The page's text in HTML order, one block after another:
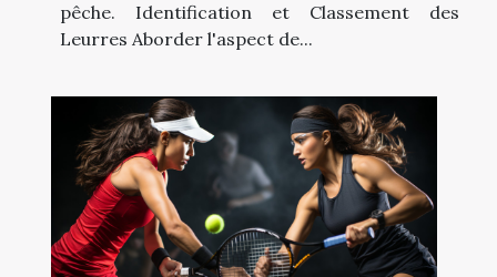
pêche. Identification et Classement des
Leurres Aborder l'aspect de...